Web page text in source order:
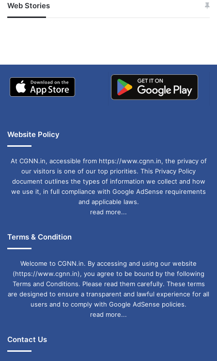
Web Stories
जम्मू-कश्मीर में बारिश से
अपडेट
खाई में धक्का… आरोपियों ने
Website Policy
At CGNN.in, accessible from https://www.cgnn.in, the privacy of
our visitors is one of our top priorities. This Privacy Policy
document outlines the types of information we collect and how
we use it, in full compliance with Google AdSense requirements
and applicable laws.
read more...
Terms & Condition
Welcome to CGNN.in. By accessing and using our website
(https://www.cgnn.in), you agree to be bound by the following
Terms and Conditions. Please read them carefully. These terms
are designed to ensure a transparent and lawful experience for all
users and to comply with Google AdSense policies.
read more...
Contact Us